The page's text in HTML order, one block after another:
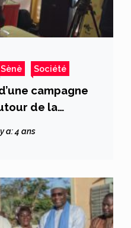
Sènè Société
campagne
de la
a: 4 ans